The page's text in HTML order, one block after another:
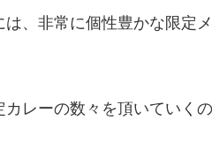
、非常に個性豊かな限定
レーの数々を頂いていく